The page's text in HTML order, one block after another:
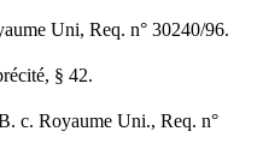
Uni, Req. n° 30240/96.
§ 42.
c. Royaume Uni., Req. n°